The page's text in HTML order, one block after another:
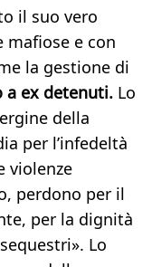
il suo vero
mafiose e con
la gestione di
a ex detenuti. Lo
della
per l’infedeltà
violenze
perdono per il
per la dignità
Lo